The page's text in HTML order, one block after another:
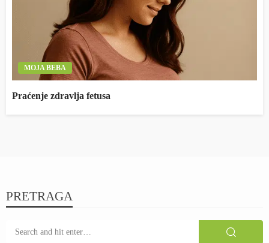
MOJA BEBA
Praćenje zdravlja fetusa
PRETRAGA